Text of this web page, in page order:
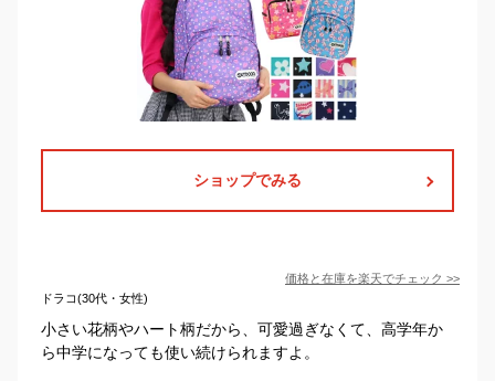
ショップでみる
価格と在庫を楽天でチェック >>
ドラコ(30代・女性)
小さい花柄やハート柄だから、可愛過ぎなくて、高学年か
ら中学になっても使い続けられますよ。